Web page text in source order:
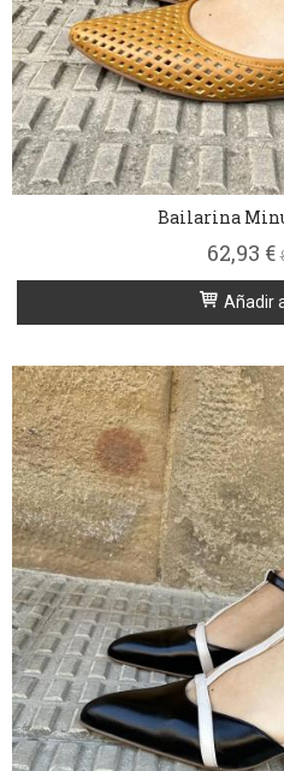
Bailarina
62,93 €
Añadir